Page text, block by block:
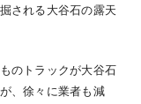
される大谷石の露天
のトラックが大谷石
、徐々に業者も減